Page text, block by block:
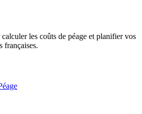
les coûts de péage et planifier vos
françaises.